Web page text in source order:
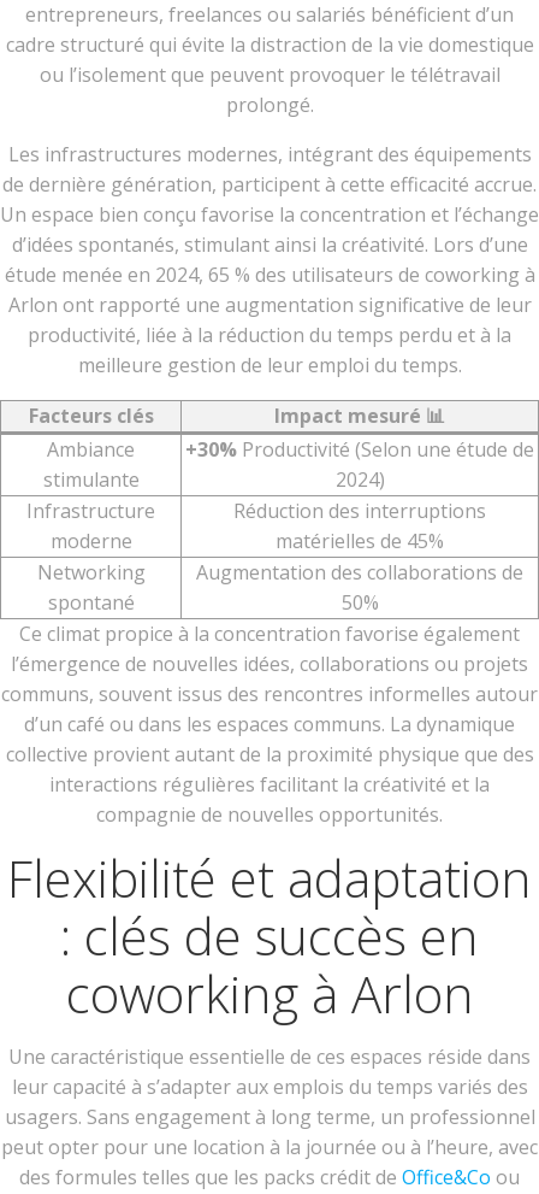
entrepreneurs, freelances ou salariés bénéficient d’un
cadre structuré qui évite la distraction de la vie domestique
ou l’isolement que peuvent provoquer le télétravail
prolongé.
Les infrastructures modernes, intégrant des équipements
de dernière génération, participent à cette efficacité accrue.
Un espace bien conçu favorise la concentration et l’échange
d’idées spontanés, stimulant ainsi la créativité. Lors d’une
étude menée en 2024, 65 % des utilisateurs de coworking à
Arlon ont rapporté une augmentation significative de leur
productivité, liée à la réduction du temps perdu et à la
meilleure gestion de leur emploi du temps.
Facteurs clés
Impact mesuré 📊
Ambiance
stimulante
+30% Productivité (Selon une étude de
2024)
Infrastructure
moderne
Réduction des interruptions
matérielles de 45%
Networking
spontané
Augmentation des collaborations de
50%
Ce climat propice à la concentration favorise également
l’émergence de nouvelles idées, collaborations ou projets
communs, souvent issus des rencontres informelles autour
d’un café ou dans les espaces communs. La dynamique
collective provient autant de la proximité physique que des
interactions régulières facilitant la créativité et la
compagnie de nouvelles opportunités.
Flexibilité et adaptation
: clés de succès en
coworking à Arlon
Une caractéristique essentielle de ces espaces réside dans
leur capacité à s’adapter aux emplois du temps variés des
usagers. Sans engagement à long terme, un professionnel
peut opter pour une location à la journée ou à l’heure, avec
des formules telles que les packs crédit de Office&Co ou